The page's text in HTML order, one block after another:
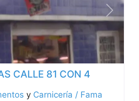
CALLE 81 CON 4
y Carnicería / Fama